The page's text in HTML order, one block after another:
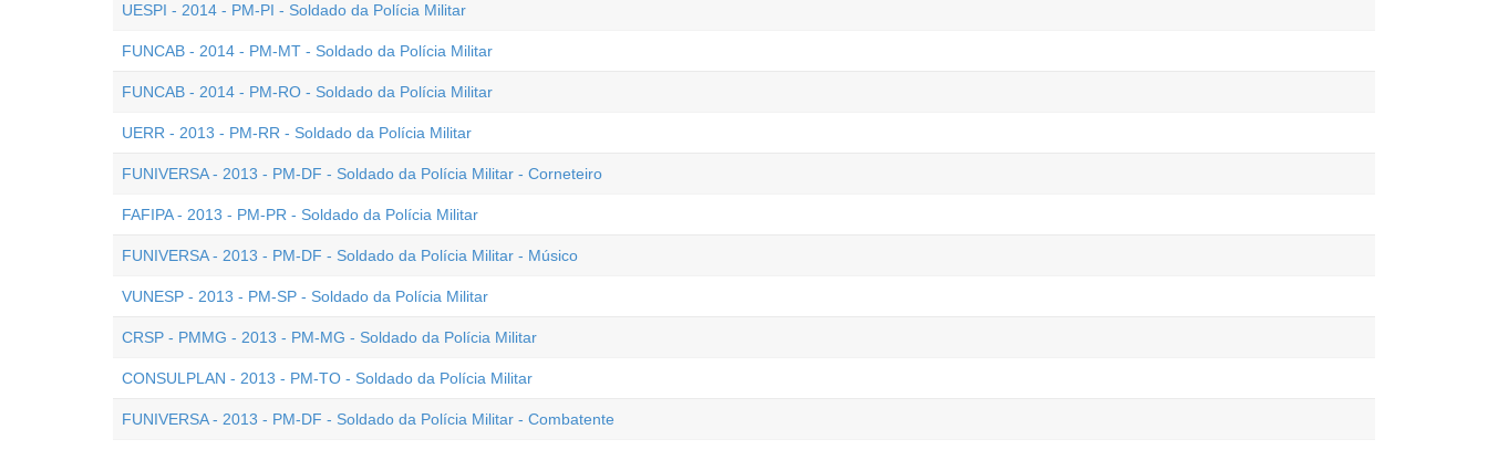
UESPI - 2014 - PM-PI - Soldado da Polícia Militar
FUNCAB - 2014 - PM-MT - Soldado da Polícia Militar
FUNCAB - 2014 - PM-RO - Soldado da Polícia Militar
UERR - 2013 - PM-RR - Soldado da Polícia Militar
FUNIVERSA - 2013 - PM-DF - Soldado da Polícia Militar - Corneteiro
FAFIPA - 2013 - PM-PR - Soldado da Polícia Militar
FUNIVERSA - 2013 - PM-DF - Soldado da Polícia Militar - Músico
VUNESP - 2013 - PM-SP - Soldado da Polícia Militar
CRSP - PMMG - 2013 - PM-MG - Soldado da Polícia Militar
CONSULPLAN - 2013 - PM-TO - Soldado da Polícia Militar
FUNIVERSA - 2013 - PM-DF - Soldado da Polícia Militar - Combatente